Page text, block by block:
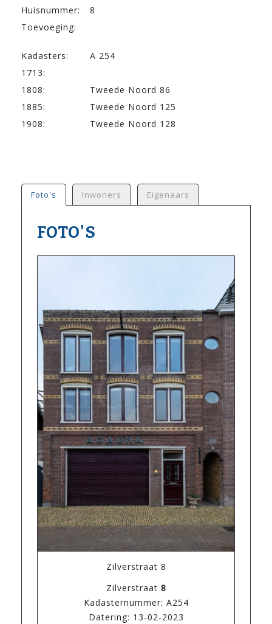
Huisnummer:
8
Toevoeging:
Kadasters:
A 254
1713:
1808:
Tweede Noord 86
1885:
Tweede Noord 125
1908:
Tweede Noord 128
Foto's Inwoners Eigenaars
FOTO'S
Zilverstraat 8
Zilverstraat 8
Kadasternummer: A254
Datering: 13-02-2023